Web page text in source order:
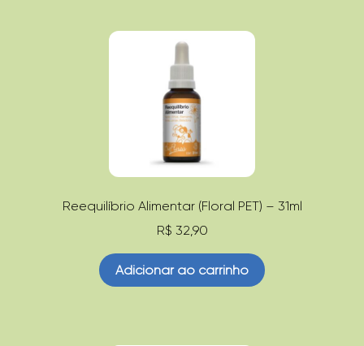
Reequilíbrio Alimentar (Floral PET) – 31ml
R$ 32,90
Adicionar ao carrinho